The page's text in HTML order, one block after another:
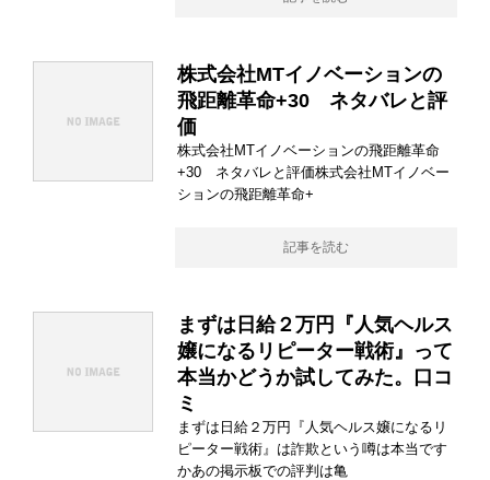
株式会社MTイノベーションの
飛距離革命+30 ネタバレと評
価
株式会社MTイノベーションの飛距離革命
+30 ネタバレと評価株式会社MTイノベー
ションの飛距離革命+
記事を読む
まずは日給２万円『人気ヘルス
嬢になるリピーター戦術』って
本当かどうか試してみた。口コ
ミ
まずは日給２万円『人気ヘルス嬢になるリ
ピーター戦術』は詐欺という噂は本当です
かあの掲示板での評判は亀